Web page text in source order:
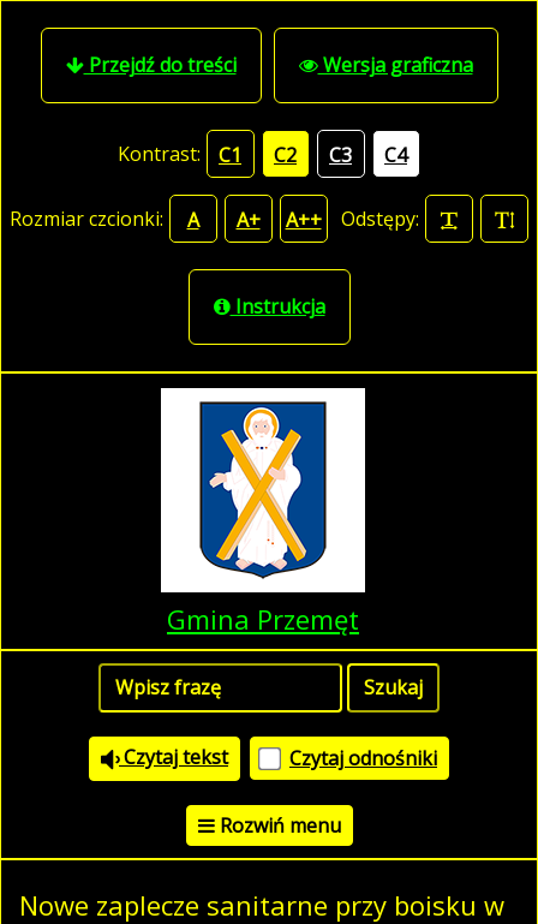
Przejdź do treści Wersja graficzna
Kontrast: C1 C2 C3 C4
Rozmiar czcionki: A A+ A++ Odstępy:
Instrukcja
Gmina Przemęt
Czytaj tekst Czytaj odnośniki
Rozwiń menu
Nowe zaplecze sanitarne przy boisku w